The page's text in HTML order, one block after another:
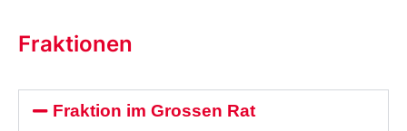
Fraktionen
Fraktion im Grossen Rat